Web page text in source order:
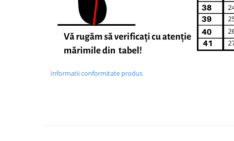
Informatii conformitate produs